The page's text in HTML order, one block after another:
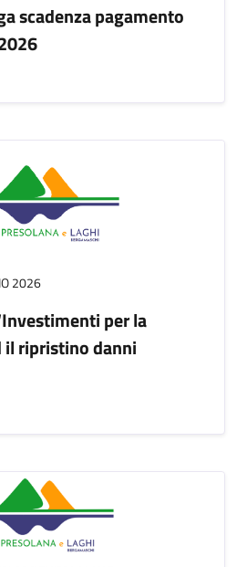
scadenza pagamento
2026
per la
il ripristino danni